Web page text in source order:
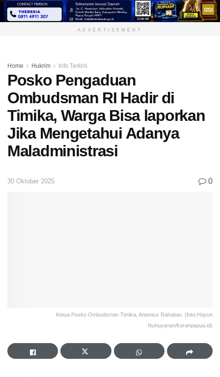
ADVERTISEMENT
Home Hukrim Info Terkini
Posko Pengaduan
Ombudsman RI Hadir di
Timika, Warga Bisa laporkan
Jika Mengetahui Adanya
Maladministrasi
30 Oktober 2025 0
Ketua Posko Ombudsman Timika, Antonius Rahabav. (foto:Hayun
Nuhuyanan/koranpapua.id)